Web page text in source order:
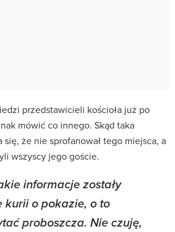
przedstawicieli kościoła już po
mówić co innego. Skąd taka
się, że nie sprofanował tego miejsca, a
wszyscy jego goście.
informacje zostały
kurii o pokazie, o to
proboszcza. Nie czuję,